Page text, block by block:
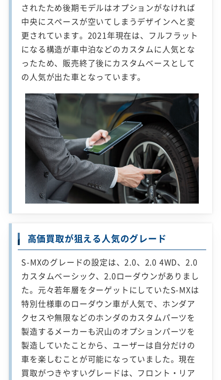
されたため後期モデルはオプションがなければ
中央にスペースが空いてしまうデザインへと変
更されています。2021年現在は、フルフラット
になる構造が車中泊などのカスタムに人気とな
ったため、販売終了後にカスタムベースとして
の人気が出た車となっています。
高価買取が狙える人気のグレード
S-MXのグレードの設定は、2.0、2.0 4WD、2.0
カスタムベーシック、2.0ローダウンがありまし
た。元々若年層をターゲットにしていたS-MXは
特別仕様車のローダウン車が人気で、ホンダア
クセスや無限などのホンダのカスタムパーツを
製造するメーカーも沢山のオプションパーツを
製造していたことから、ユーザーは自分だけの
車を楽しむことが可能になっていました。現在
買取がつきやすいグレードは、フロント・リア